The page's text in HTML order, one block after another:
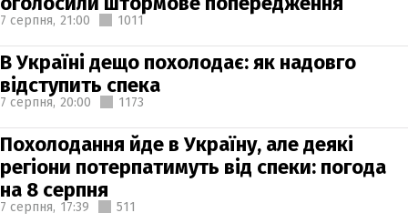
7 серпня, 21:00 1011
В Україні дещо похолодає: як надовго
відступить спека
7 серпня, 20:00 1173
Похолодання йде в Україну, але деякі
регіони потерпатимуть від спеки: погода
на 8 серпня
7 серпня, 17:39 511